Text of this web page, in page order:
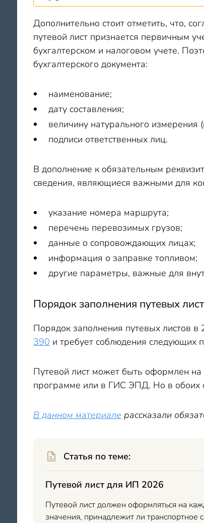
Дополнительно стоит отметить, что,
путевой лист признается первичным
бухгалтерском и налоговом учете.
бухгалтерского документа:
наименование;
дату составления;
величину натурального измерения
подписи ответственных лиц.
В дополнение к обязательным
сведения, являющиеся важными для
указание номера маршрута;
перечень перевозимых грузов;
данные о сопровождающих лицах;
информация о заправке топливом;
другие параметры, важные для
Порядок заполнения путевых
Порядок заполнения путевых листов в
390 и требует соблюдения следующих
Путевой лист может быть оформлен на
программе или в ГИС ЭПД. Но в обоих
В данном материале рассказали
Статья по теме:
Путевой лист для ИП 2026
Путевой лист должен оформляться на
значения, принадлежит ли транспортное